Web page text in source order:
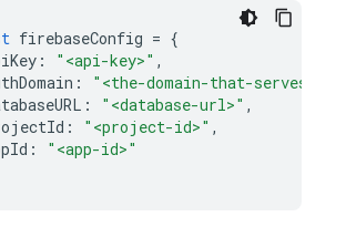
firebaseConfig = {
: "<api-key>" ,
:
"<the-domain-that-serves-
: "<database-url>" ,
: "<project-id>" ,
:
"<app-id>"